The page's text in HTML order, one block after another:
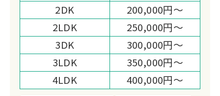
2DK
200,000円～
2LDK
250,000円～
3DK
300,000円～
3LDK
350,000円～
4LDK
400,000円～